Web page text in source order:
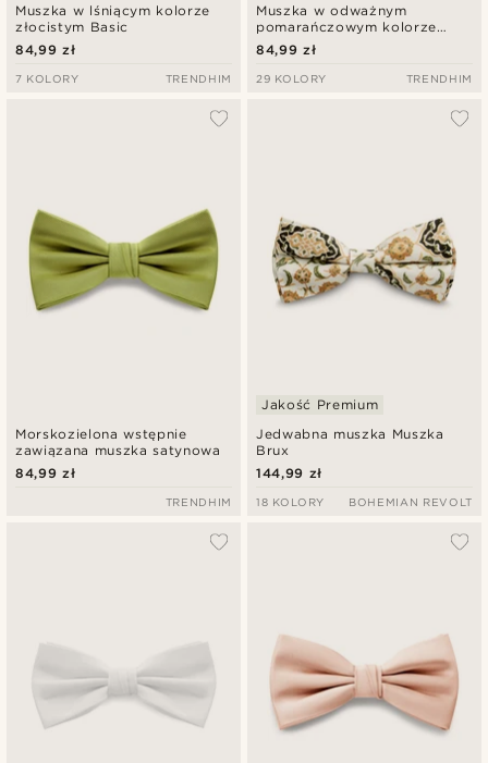
Muszka w lśniącym kolorze
złocistym Basic
84,99 zł
7 KOLORY TRENDHIM
Muszka w odważnym
pomarańczowym kolorze
Basic
84,99 zł
29 KOLORY TRENDHIM
Morskozielona wstępnie
zawiązana muszka satynowa
84,99 zł
TRENDHIM
Jedwabna muszka Muszka
Brux
Jakość Premium
144,99 zł
18 KOLORY BOHEMIAN REVOLT